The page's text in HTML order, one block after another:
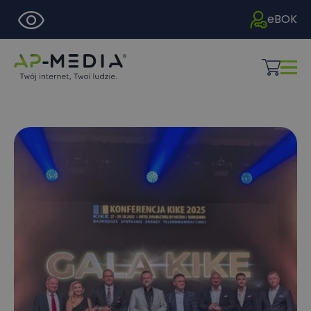
eBOK
Nazwa firmy:
Adres:*
Imię i nazwisko: *
Miejścowość:*
Jestem zainteresowany: *